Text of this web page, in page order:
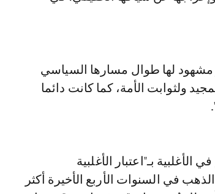
مشهود لها طوال مسارها السياسي
ولثوابت الأمة، كما كانت دائما
بـ"اعتبار الأغلبية
في السنوات الأربع الأخيرة أكثر